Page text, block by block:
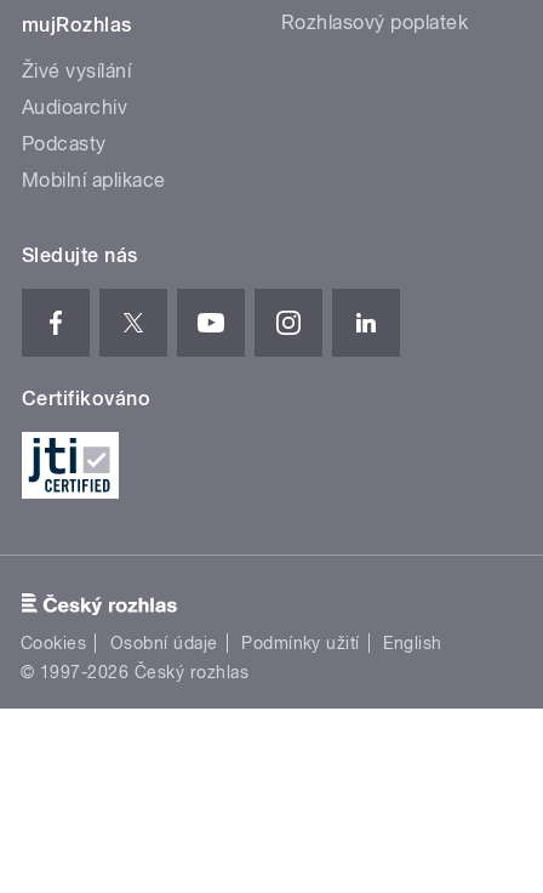
mujRozhlas
Živé vysílání
Audioarchiv
Podcasty
Mobilní aplikace
Rozhlasový poplatek
Sledujte nás
Certifikováno
Cookies Osobní údaje Podmínky užití
English
© 1997-2026 Český rozhlas